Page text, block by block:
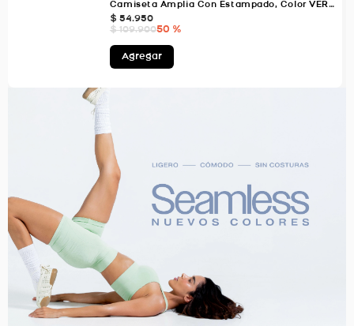
Camiseta Amplia Con Estampado, Color VERDE AGUA Para Mujer
$ 54.950
$ 109.90050 %
Agregar